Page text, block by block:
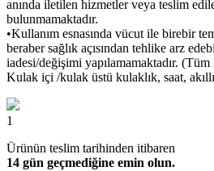
anında iletilen hizmetler veya teslim
bulunmamaktadır.
•Kullanım esnasında vücut ile birebir
beraber sağlık açısından tehlike arz
iadesi/değişimi yapılamamaktadır.
Kulak içi /kulak üstü kulaklık, saat,
1
Ürünün teslim tarihinden itibaren
14 gün geçmediğine emin olun.